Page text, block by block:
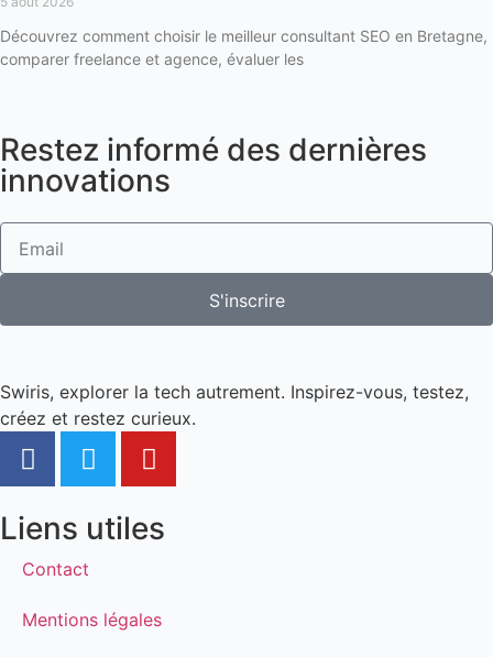
Découvrez comment choisir le meilleur consultant SEO en Bretagne,
comparer freelance et agence, évaluer les
Restez informé des dernières
innovations
S'inscrire
Swiris, explorer la tech autrement. Inspirez-vous, testez,
créez et restez curieux.
Liens utiles
Contact
Mentions légales